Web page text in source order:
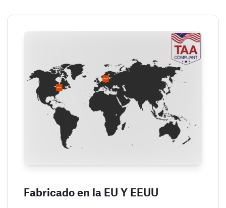
Fabricado en la EU Y EEUU